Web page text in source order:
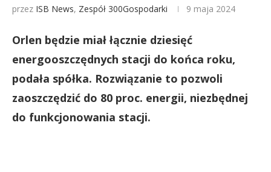
przez ISB News, Zespół 300Gospodarki 9 maja 2024
Orlen będzie miał łącznie dziesięć
energooszczędnych stacji do końca roku,
podała spółka. Rozwiązanie to pozwoli
zaoszczędzić do 80 proc. energii, niezbędnej
do funkcjonowania stacji.